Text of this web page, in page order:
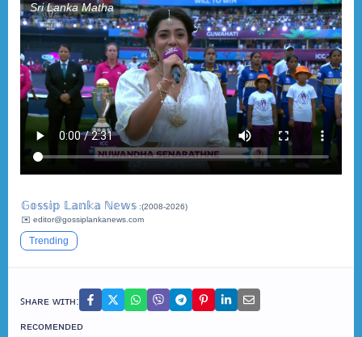
Sri Lanka Matha
𝔾𝕠𝕤𝕤𝕚𝕡 𝕃𝕒𝕟𝕜𝕒 ℕ𝕖𝕨𝕤 :(2008-2026)
✉️ editor@gossiplankanews.com
Trending
ꜱʜᴀʀᴇ ᴡɪᴛʜ:
ʀᴇᴄᴏᴍᴇɴᴅᴇᴅ